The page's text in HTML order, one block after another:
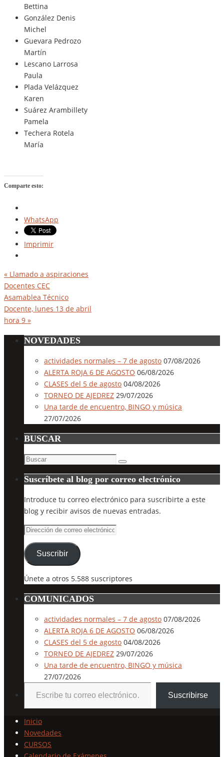
Bettina
González Denis
Michel
Guevara Pedrozo
Martín
Lescano Larrosa
Paula
Plada Velázquez
Karen
Suárez Arambillety
Pamela
Techera Rotela
María
Comparte esto:
WhatsApp
Imprimir
« Llamado a aspiraciones
Docentes CEC
Asamablea Técnico
Docente, lunes 13 de abril
hora 9 »
NOVEDADES
actividades normales – 7 de agosto 07/08/2026
ALERTA ROJA 6 DE AGOSTO 06/08/2026
CLASES del 5 de agosto 04/08/2026
TORNEO DE AJEDREZ 29/07/2026
Una tarde de encuentro, BINGO y música
27/07/2026
BUSCAR
Buscar:
Buscar
Suscríbete al blog por correo electrónico
Introduce tu correo electrónico para suscribirte a este
blog y recibir avisos de nuevas entradas.
Dirección
correo
electrónico
Suscribir
Únete a otros 5.588 suscriptores
COMUNICADOS
actividades normales – 7 de agosto 07/08/2026
ALERTA ROJA 6 DE AGOSTO 06/08/2026
CLASES del 5 de agosto 04/08/2026
TORNEO DE AJEDREZ 29/07/2026
Una tarde de encuentro, BINGO y música
27/07/2026
Escribe tu correo electrónico…
Suscribirse
Inicio
Novedades
CURSOS